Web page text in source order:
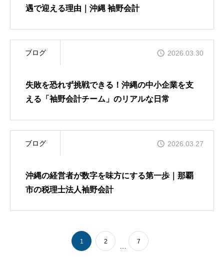
遇で迎える理由｜沖縄 袖野会計
ブログ 2026.03.30
失敗を恐れず挑戦できる！沖縄の中小企業を支
える「袖野会計チーム」のリアルな日常
ブログ 2026.03.27
沖縄の経営者が数字を味方にする第一歩｜那覇
市の税理士法人袖野会計
1 2 7